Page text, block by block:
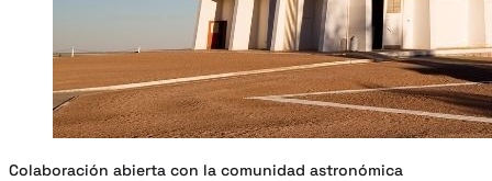
Colaboración abierta con la comunidad astronómica